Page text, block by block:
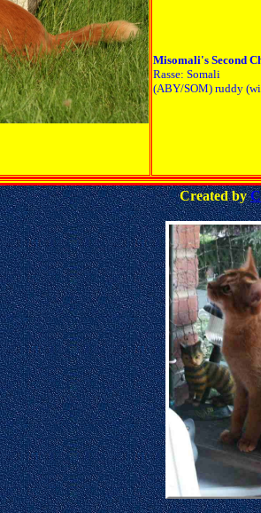
Misomali's Second
Rasse: Somali
(ABY/SOM) ruddy
Created by